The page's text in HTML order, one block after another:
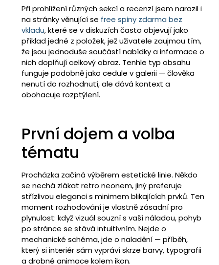
Při prohlížení různých sekcí a recenzí jsem narazil i
na stránky věnující se free spiny zdarma bez
vkladu, které se v diskuzích často objevují jako
příklad jedné z položek, jež uživatele zaujmou tím,
že jsou jednoduše součástí nabídky a informace o
nich doplňují celkový obraz. Tenhle typ obsahu
funguje podobně jako cedule v galerii — člověka
nenutí do rozhodnutí, ale dává kontext a
obohacuje rozptýlení.
První dojem a volba
tématu
Procházka začíná výběrem estetické linie. Někdo
se nechá zlákat retro neonem, jiný preferuje
střízlivou eleganci s minimem blikajících prvků. Ten
moment rozhodování je vlastně zásadní pro
plynulost: když vizuál souzní s vaší náladou, pohyb
po stránce se stává intuitivním. Nejde o
mechanické schéma, jde o naladění — příběh,
který si interiér sám vypráví skrze barvy, typografii
a drobné animace kolem ikon.